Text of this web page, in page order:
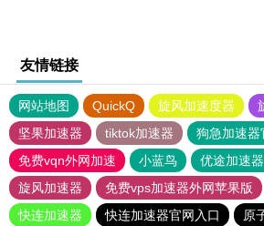
友情链接
网站地图 QuickQ 旋风加速度器
坚果加速器
tiktok加速器
狗急加速器
免费vqn外网加速
小蓝鸟 优途加速
旋风加速器
免费vps加速器外网苹果版
快连加速器
快连加速器官网入口 原